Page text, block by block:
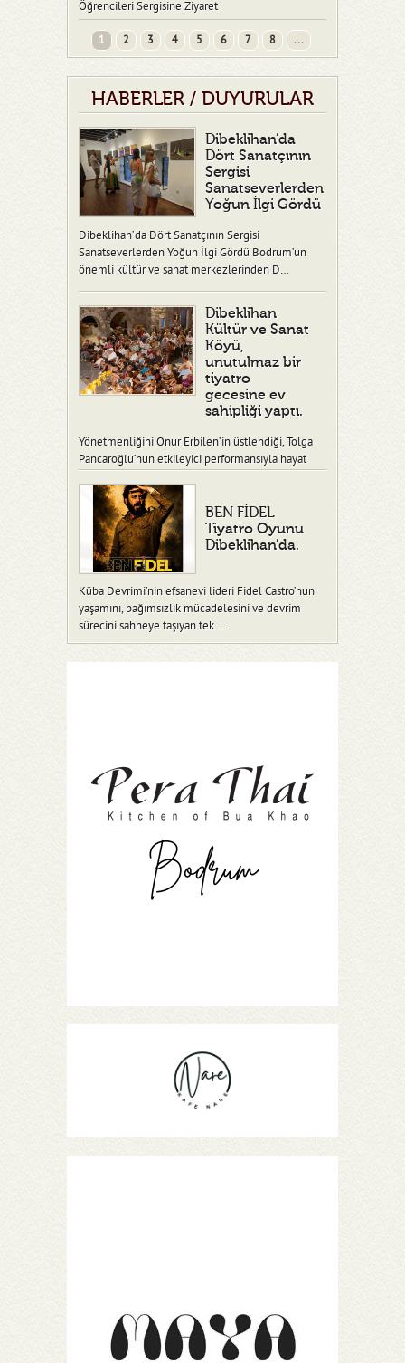
Öğrencileri Sergisine Ziyaret
1 2 3 4 5 6 7 8 ...
HABERLER / DUYURULAR
Dibeklihan’da
Dört Sanatçının
Sergisi
Sanatseverlerden
Yoğun İlgi Gördü
Dibeklihan’da Dört Sanatçının Sergisi
Sanatseverlerden Yoğun İlgi Gördü Bodrum’un
önemli kültür ve sanat merkezlerinden D…
Dibeklihan
Kültür ve Sanat
Köyü,
unutulmaz bir
tiyatro
gecesine ev
sahipliği yaptı.
Yönetmenliğini Onur Erbilen’in üstlendiği, Tolga
Pancaroğlu’nun etkileyici performansıyla hayat
BEN FİDEL
Tiyatro Oyunu
Dibeklihan’da.
Küba Devrimi’nin efsanevi lideri Fidel Castro’nun
yaşamını, bağımsızlık mücadelesini ve devrim
sürecini sahneye taşıyan tek …